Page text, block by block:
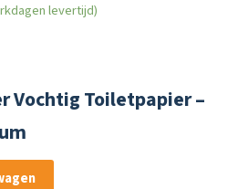
levertijd)
Vochtig Toiletpapier –